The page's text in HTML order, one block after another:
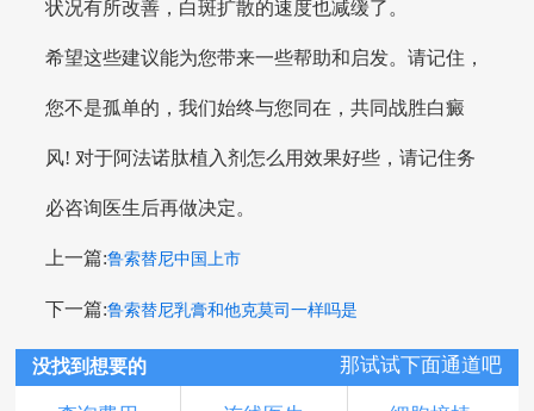
状况有所改善，白斑扩散的速度也减缓了。
希望这些建议能为您带来一些帮助和启发。请记住，
您不是孤单的，我们始终与您同在，共同战胜白癜
风! 对于阿法诺肽植入剂怎么用效果好些，请记住务
必咨询医生后再做决定。
上一篇:鲁索替尼中国上市
下一篇:鲁索替尼乳膏和他克莫司一样吗是
没找到想要的 那试试下面通道吧